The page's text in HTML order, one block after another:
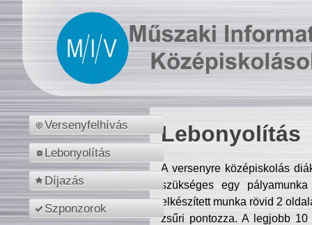
Versenyfelhívás
Lebonyolítás
Díjazás
Szponzorok
Lebonyolítás
A versenyre középiskolás
szükséges egy
elkészített munka rövid 2
zsűri pontozza. A legjobb